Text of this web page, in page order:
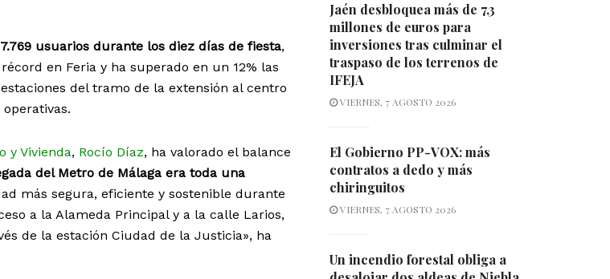
usuarios durante los diez días de fiesta,
en Feria y ha superado en un 12% las
del tramo de la extensión al centro
y Vivienda, Rocío Díaz, ha valorado el balance
del Metro de Málaga era toda una
más segura, eficiente y sostenible durante
a la Alameda Principal y a la calle Larios,
de la estación Ciudad de la Justicia», ha
Jaén desbloquea más de 7,3
millones de euros para
inversiones tras culminar el
traspaso de los terrenos de
IFEJA
VIERNES, 7 AGOSTO 2026
El Gobierno PP-VOX: más
contratos a dedo y más
chiringuitos
VIERNES, 7 AGOSTO 2026
Un incendio forestal obliga a